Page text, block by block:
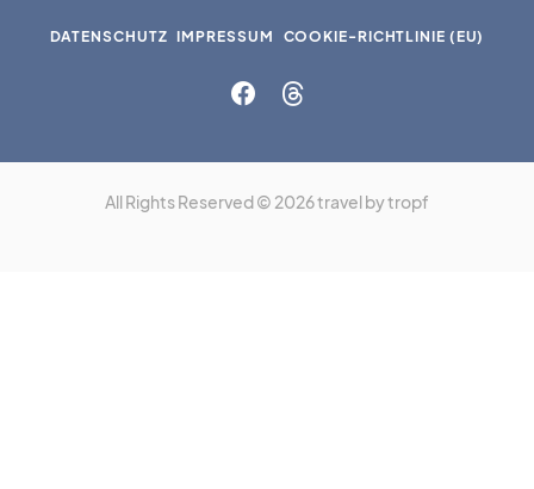
DATENSCHUTZ IMPRESSUM COOKIE-RICHTLINIE (EU)
All Rights Reserved © 2026 travel by tropf